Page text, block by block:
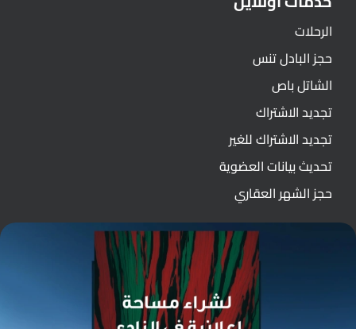
الرحلات
حجز البادل تنس
الشاتل باص
تجديد الاشتراك
تجديد الاشتراك للغير
تحديث بيانات العضوية
حجز الشهر العقاري